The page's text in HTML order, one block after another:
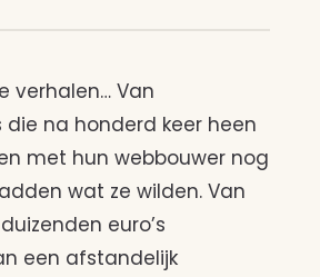
verhalen… Van
na honderd keer heen
met hun webbouwer nog
wat ze wilden. Van
euro’s
een afstandelijk